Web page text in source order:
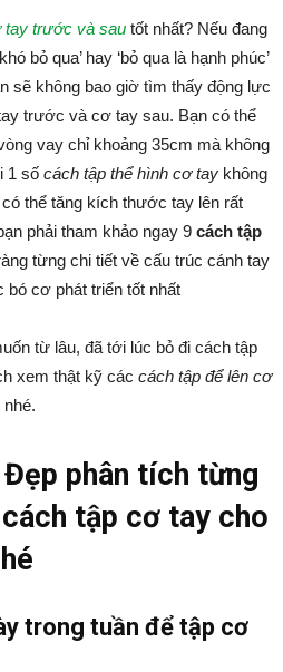
tay trước và sau tốt nhất? Nếu đang
bỏ qua’ hay ‘bỏ qua là hạnh phúc’
sẽ không bao giờ tìm thấy động lực
trước và cơ tay sau. Bạn có thể
vay chỉ khoảng 35cm mà không
1 số cách tập thể hình cơ tay không
thể tăng kích thước tay lên rất
phải tham khảo ngay 9 cách tập
từng chi tiết về cấu trúc cánh tay
cơ phát triển tốt nhất
từ lâu, đã tới lúc bỏ đi cách tập
xem thật kỹ các cách tập để lên cơ
nhé.
phân tích từng
tập cơ tay cho
trong tuần để tập cơ